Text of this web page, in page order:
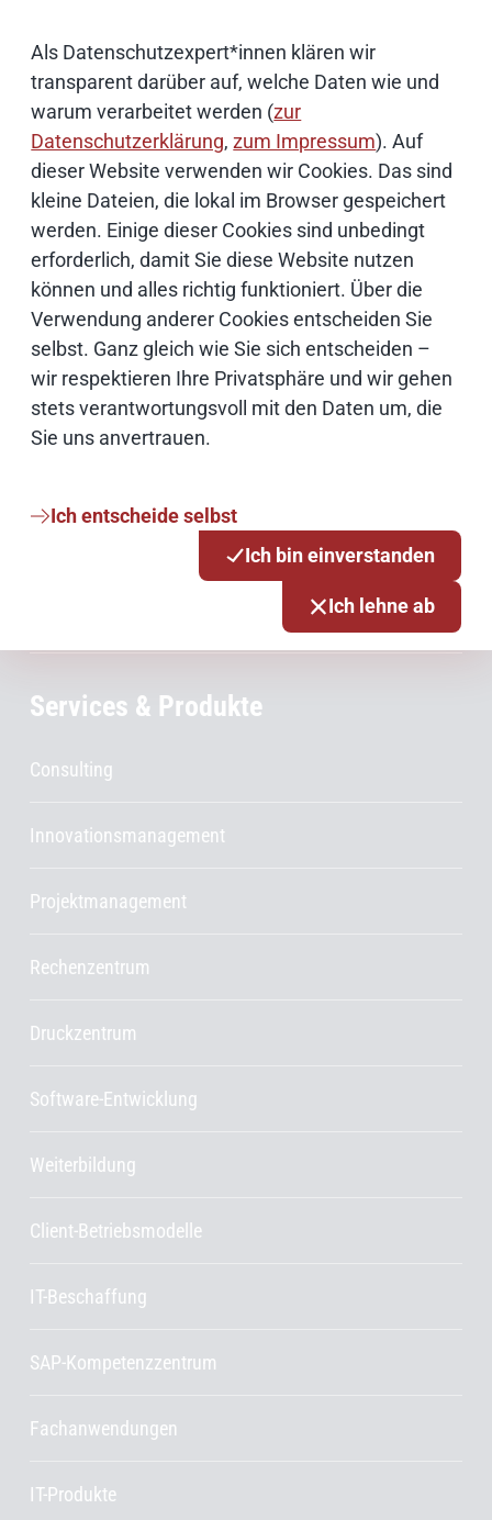
Als Datenschutzexpert*innen klären wir
transparent darüber auf, welche Daten wie und
warum verarbeitet werden (zur
Datenschutzerklärung,zum Impressum). Auf
dieser Website verwenden wir Cookies. Das sind
kleine Dateien, die lokal im Browser gespeichert
werden. Einige dieser Cookies sind unbedingt
erforderlich, damit Sie diese Website nutzen
können und alles richtig funktioniert. Über die
Verwendung anderer Cookies entscheiden Sie
selbst. Ganz gleich wie Sie sich entscheiden –
wir respektieren Ihre Privatsphäre und wir gehen
stets verantwortungsvoll mit den Daten um, die
Sie uns anvertrauen.
Ich entscheide selbst
Ich bin einverstanden
Ich lehne ab
Weiterführende Informationen
Schwerpunktthemen
Künstliche Intelligenz
Open Source
IT Sicherheit
Services & Produkte
Consulting
Innovationsmanagement
Projektmanagement
Rechenzentrum
Druckzentrum
Software-Entwicklung
Weiterbildung
Client-Betriebsmodelle
IT-Beschaffung
SAP-Kompetenzzentrum
Fachanwendungen
IT-Produkte